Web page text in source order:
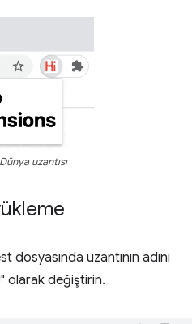
uzantısı
uzantının adını
olarak değiştirin.